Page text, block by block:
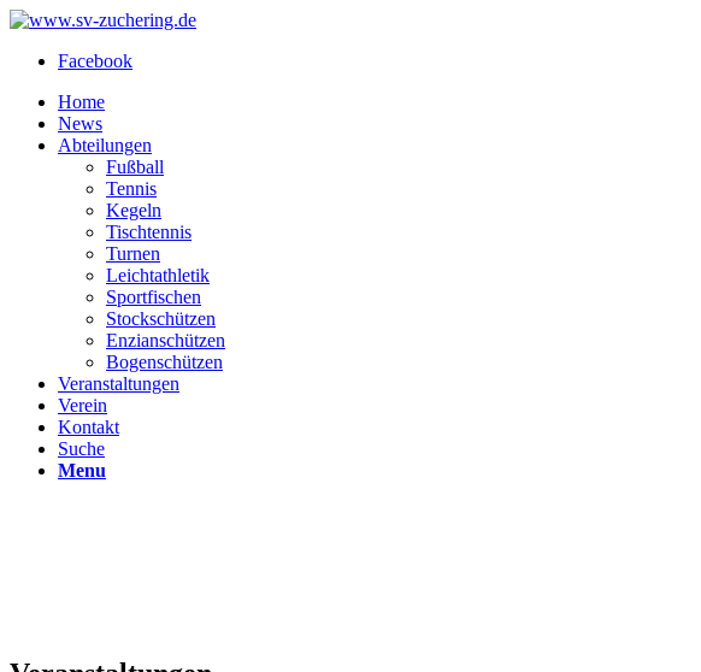
Facebook
Home
News
Abteilungen
Fußball
Tennis
Kegeln
Tischtennis
Turnen
Leichtathletik
Sportfischen
Stockschützen
Enzianschützen
Bogenschützen
Veranstaltungen
Verein
Kontakt
Suche
Menu